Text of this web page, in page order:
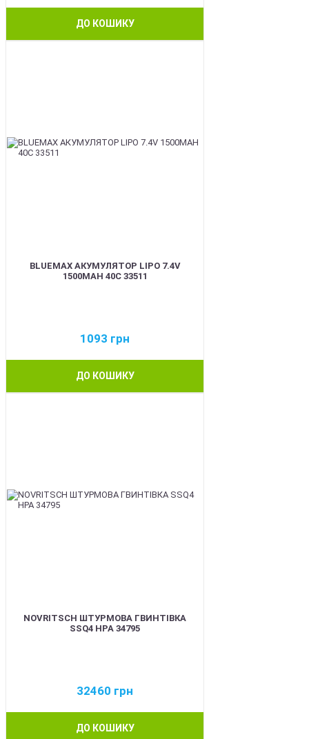
ДО КОШИКУ
BLUEMAX АКУМУЛЯТОР LIPO 7.4V
1500MAH 40C 33511
1093 грн
ДО КОШИКУ
NOVRITSCH ШТУРМОВА ГВИНТІВКА
SSQ4 HPA 34795
32460 грн
ДО КОШИКУ